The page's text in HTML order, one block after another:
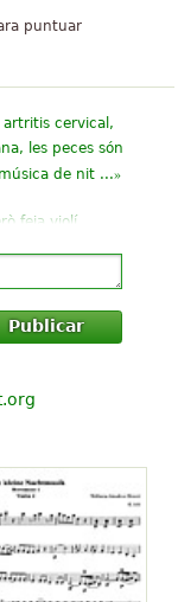
puntuar
artritis cervical,
les peces són
de nit ...»
feia violí
un principiant.
la lectura
com Mozart»
li dóna!!!»
Publicar